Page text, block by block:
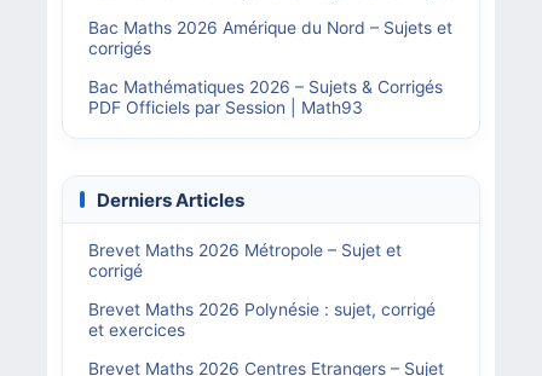
Bac Maths 2026 Amérique du Nord – Sujets et
corrigés
Bac Mathématiques 2026 – Sujets & Corrigés
PDF Officiels par Session | Math93
Derniers Articles
Brevet Maths 2026 Métropole – Sujet et
corrigé
Brevet Maths 2026 Polynésie : sujet, corrigé
et exercices
Brevet Maths 2026 Centres Etrangers – Sujet